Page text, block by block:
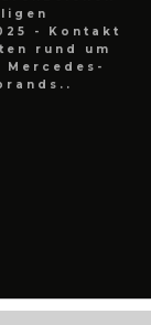
- Kontakt
rund um
Mercedes-